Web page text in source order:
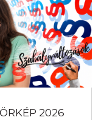
2026